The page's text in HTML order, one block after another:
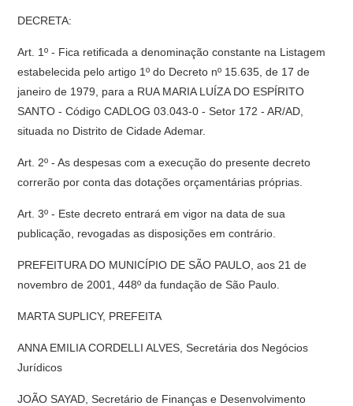
DECRETA:
Art. 1º - Fica retificada a denominação constante na Listagem
estabelecida pelo artigo 1º do Decreto nº 15.635, de 17 de
janeiro de 1979, para a RUA MARIA LUÍZA DO ESPÍRITO
SANTO - Código CADLOG 03.043-0 - Setor 172 - AR/AD,
situada no Distrito de Cidade Ademar.
Art. 2º - As despesas com a execução do presente decreto
correrão por conta das dotações orçamentárias próprias.
Art. 3º - Este decreto entrará em vigor na data de sua
publicação, revogadas as disposições em contrário.
PREFEITURA DO MUNICÍPIO DE SÃO PAULO, aos 21 de
novembro de 2001, 448º da fundação de São Paulo.
MARTA SUPLICY, PREFEITA
ANNA EMILIA CORDELLI ALVES, Secretária dos Negócios
Jurídicos
JOÃO SAYAD, Secretário de Finanças e Desenvolvimento